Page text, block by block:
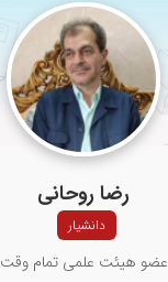
رضا روحانی
دانشیار
عضو هیئت علمی تمام وقت